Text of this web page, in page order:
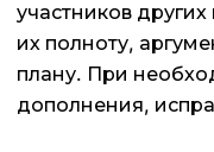
участников
их полноту,
плану. При
дополнения,